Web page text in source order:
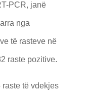
PCR, janë
nga
të rasteve në
raste pozitive.
raste të vdekjes